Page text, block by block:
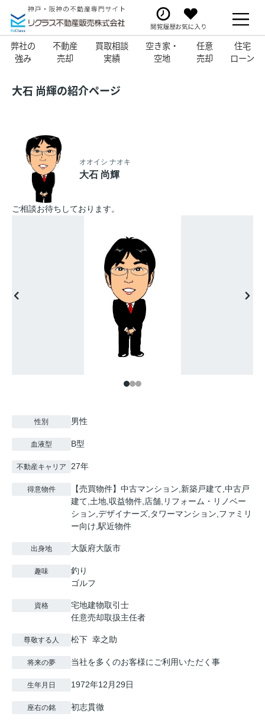
弊社の
強み
不動産
売却
買取相談
実績
空き家・
空地
任意
売却
住宅
ローン
大石 尚輝の紹介ページ
オオイシ ナオキ
大石 尚輝
ご相談お待ちしております。
性別 男性
血液型 B型
不動産キャリア 27年
得意物件
【売買物件】中古マンション,新築戸建て,中古戸
建て,土地,収益物件,店舗,リフォーム・リノベー
ション,デザイナーズ,タワーマンション,ファミリ
ー向け,駅近物件
出身地 大阪府大阪市
趣味
釣り
ゴルフ
資格
宅地建物取引士
任意売却取扱主任者
尊敬する人 松下 幸之助
将来の夢 当社を多くのお客様にご利用いただく事
生年月日 1972年12月29日
座右の銘 初志貫徹